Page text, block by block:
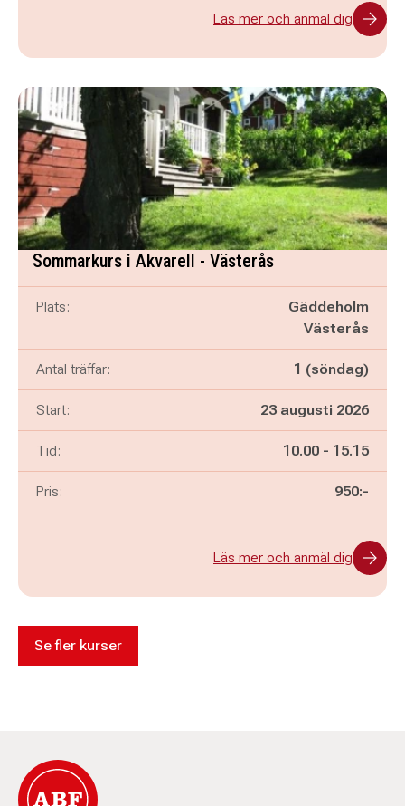
Läs mer och anmäl dig
Sommarkurs i Akvarell - Västerås
Plats:
Gäddeholm
Västerås
Antal träffar: 1 (söndag)
Start: 23 augusti 2026
Tid: Pågår mellan
10.00 - och
15.15
Pris: 950:-
Läs mer och anmäl dig
Se fler kurser